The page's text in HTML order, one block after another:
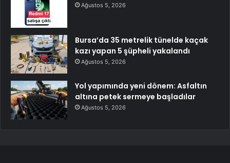
Ağustos 5, 2026
Bursa’da 35 metrelik tünelde kaçak
kazı yapan 5 şüpheli yakalandı
Ağustos 5, 2026
Yol yapımında yeni dönem: Asfaltın
altına petek sermeye başladılar
Ağustos 5, 2026